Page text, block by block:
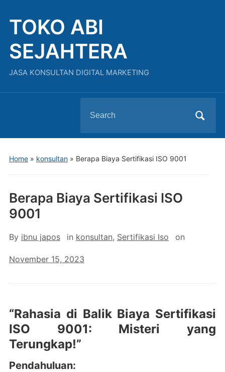
TOKO ABI
SEJAHTERA
JASA KONSULTAN DIGITAL MARKETING
for:
Home» konsultan» Berapa Biaya Sertifikasi ISO 9001
Berapa Biaya Sertifikasi ISO
9001
By ibnu japos in konsultan, Sertifikasi Iso on
November 15, 2023
“Rahasia di Balik Biaya Sertifikasi
ISO 9001: Misteri yang
Terungkap!”
Pendahuluan: